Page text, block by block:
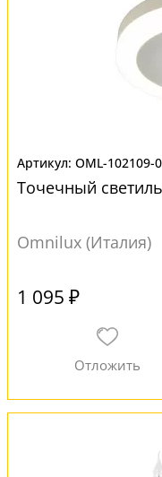
OML-102109-
Точечный
Omnilux (Италия)
1 095 ₽